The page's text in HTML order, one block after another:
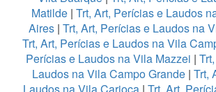
Matilde| Trt, Art, Perícias e Laudos
Aires | Trt, Art, Perícias e Laudos na
Trt, Art, Perícias e Laudos na Vila
Perícias e Laudos na Vila Mazzei |
Laudos na Vila Campo Grande| Trt,